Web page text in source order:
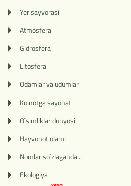
Yer sayyorasi
Atmosfera
Gidrosfera
Litosfera
Odamlar va udumlar
Koinotga sayohat
O`simliklar dunyosi
Hayvonot olami
Nomlar so`zlaganda...
Ekologiya